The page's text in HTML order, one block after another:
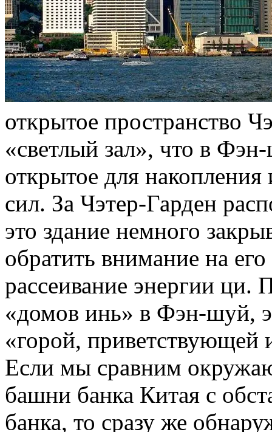
открытое пространство
«светлый зал», что в
открытое для
сил. За Чэтер-Гарден
это здание немного
обратить внимание на
рассеивание энергии ци.
«домов инь» в Фэн-шуй,
«горой, приветствующей
Если мы сравним
башни банка Китая с
банка, то сразу же